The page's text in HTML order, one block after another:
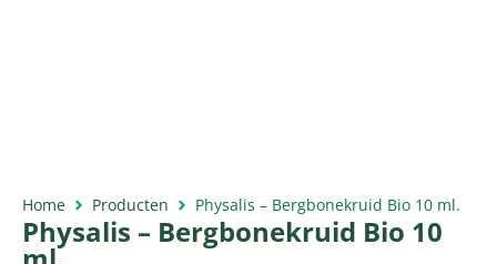
Home Producten Physalis – Bergbonekruid Bio 10 ml.
Physalis – Bergbonekruid Bio 10